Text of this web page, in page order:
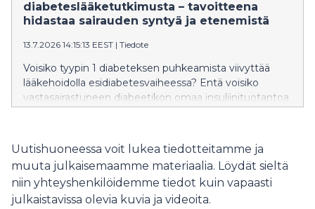
neuvolapalvelujen sekä koulu- ja
opiskeluterveydenhuollon asetuksesta.
diabeteslääketutkimusta – tavoitteena
hidastaa sairauden syntyä ja etenemistä
13.7.2026 14:15:13 EEST | Tiedote
Voisiko tyypin 1 diabeteksen puhkeamista viivyttää
lääkehoidolla esidiabetesvaiheessa? Entä voisiko
vastasairastuneen diabeetikon omaa insuliinituotantoa
uudet lääketutkimukset lasten lääketutkimuskeskus
PeeTUssa.
Uutishuoneessa voit lukea tiedotteitamme ja
muuta julkaisemaamme materiaalia. Löydät sieltä
niin yhteyshenkilöidemme tiedot kuin vapaasti
julkaistavissa olevia kuvia ja videoita.